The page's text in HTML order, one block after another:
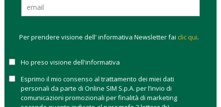
cumulo gratuito
legge Fornero. Per il presidente dell’Inps, Tito Boeri, al di là
legislatura che punti alla razionalizzazione degli strumenti
più a chi ha più bisogno. Al momento, secondo Boeri, tutte le
proposte sul piatto non tengono conto deiveri problemi
della previdenza italiana: calo demografico e aumento
della popolazione over 65, mentre giocano proprio sul
Per prendere visione dell' informativa Newsletter fai clic qui.
Ho preso visione dell'informativa
Esprimo il mio consenso al trattamento dei miei dati
personali da parte di Online SIM S.p.A. per l’invio di
comunicazioni promozionali per finalità di marketing